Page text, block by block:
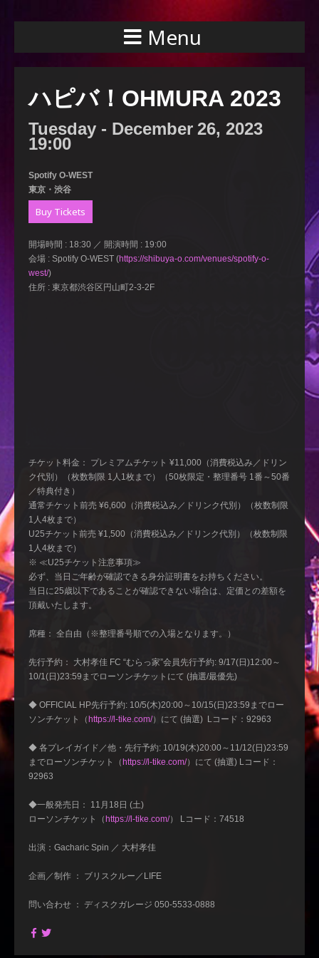
Menu
ハピバ！OHMURA 2023
Tuesday - December 26, 2023
19:00
Spotify O-WEST
東京・渋谷
Buy Tickets
開場時間 : 18:30 ／ 開演時間 : 19:00
会場 : Spotify O-WEST (https://shibuya-o.com/venues/spotify-o-
west/)
住所 : 東京都渋谷区円山町2-3-2F
チケット料金： プレミアムチケット ¥11,000（消費税込み／ドリン
ク代別）（枚数制限 1人1枚まで）（50枚限定・整理番号 1番～50番
／特典付き）
通常チケット前売 ¥6,600（消費税込み／ドリンク代別）（枚数制限
1人4枚まで）
U25チケット前売 ¥1,500（消費税込み／ドリンク代別）（枚数制限
1人4枚まで）
※ ≪U25チケット注意事項≫
必ず、当日ご年齢が確認できる身分証明書をお持ちください。
当日に25歳以下であることが確認できない場合は、定価との差額を
頂戴いたします。
席種： 全自由（※整理番号順での入場となります。）
先行予約： 大村孝佳 FC “むらっ家”会員先行予約: 9/17(日)12:00～
10/1(日)23:59までローソンチケットにて (抽選/最優先)
◆ OFFICIAL HP先行予約: 10/5(木)20:00～10/15(日)23:59までロー
ソンチケット（ https://l-tike.com/）にて (抽選) Lコード：92963
◆ 各プレイガイド／他・先行予約: 10/19(木)20:00～11/12(日)23:59
までローソンチケット（ https://l-tike.com/）にて (抽選) Lコード：
92963
◆一般発売日： 11月18日 (土)
ローソンチケット（ https://l-tike.com/） Lコード：74518
出演：Gacharic Spin ／ 大村孝佳
企画／制作 ： ブリスクルー／LIFE
問い合わせ ： ディスクガレージ 050-5533-0888